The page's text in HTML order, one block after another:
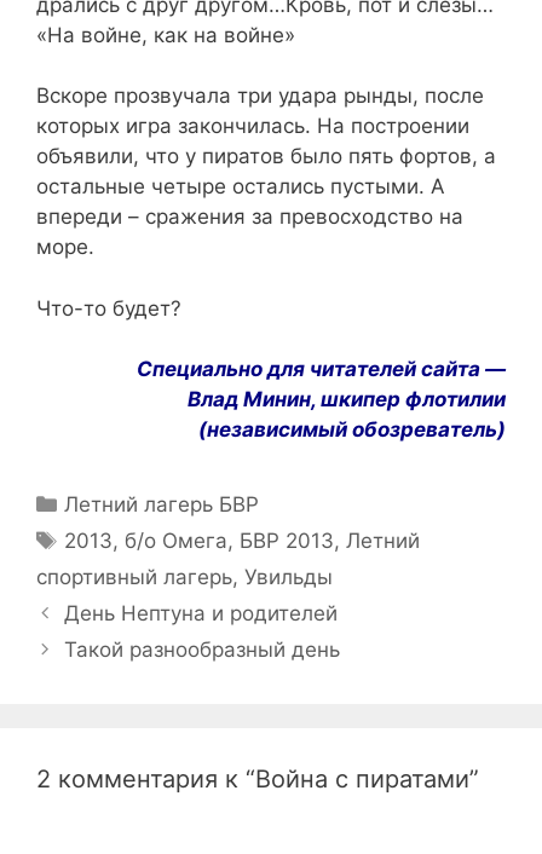
«На войне, как на войне»
Вскоре прозвучала три удара рынды, после
которых игра закончилась. На построении
объявили, что у пиратов было пять фортов, а
остальные четыре остались пустыми. А
впереди – сражения за превосходство на
море.
Что-то будет?
Специально для читателей сайта —
Влад Минин, шкипер флотилии
(независимый обозреватель)
Рубрики
Летний лагерь БВР
Метки
2013, б/о Омега, БВР 2013,Летний
спортивный лагерь, Увильды
Навигация
записи
День Нептуна и родителей
Такой разнообразный день
2 комментария к “Война с пиратами”